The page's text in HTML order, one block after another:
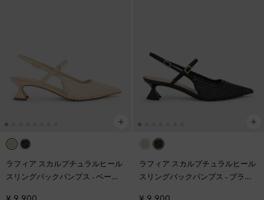
ラフィア スカルプチュラルヒール
スリングバックパンプス -ベージ
ラフィア スカルプチュラルヒール
スリングバックパンプス - ブラッ